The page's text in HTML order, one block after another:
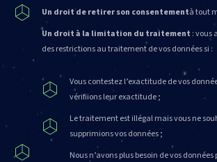
Un droit de retirer son consentementà tout
Un droit à la limitation du traitement : vous
des restrictions au traitement de vos données si :
Vous contestez l’exactitude de vos
vérifiions leur exactitude ;
Le traitement est illégal mais vous ne
supprimions vos données ;
Nous n’avons plus besoin de vos